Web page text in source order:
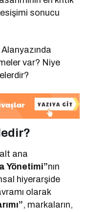
sonucu
var? Niye
ana
Yönetimi”nın
hiyerarşide
olarak
, markaların,